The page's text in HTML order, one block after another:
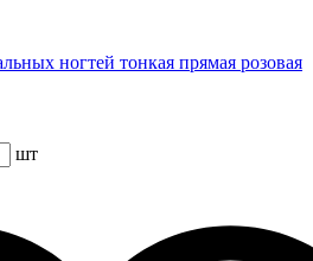
ногтей тонкая прямая розовая
шт